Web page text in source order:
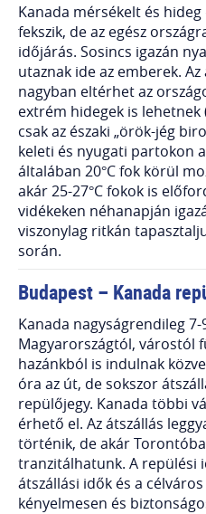
Kanada mérsékelt és
fekszik, de az egész
időjárás. Sosincs igazán
utaznak ide az emberek.
nagyban eltérhet az
extrém hidegek is lehetnek
csak az északi „örök-jég
keleti és nyugati partokon
általában 20°C fok körül
akár 25-27°C fokok is
vidékeken néhanapján
viszonylag ritkán
során.
Budapest – Kanada
Kanada nagyságrendileg
Magyarországtól, várostól
hazánkból is indulnak
óra az út, de sokszor
repülőjegy. Kanada többi
érhető el. Az átszállás
történik, de akár
tranzitálhatunk. A repülési
átszállási idők és a
kényelmesen és